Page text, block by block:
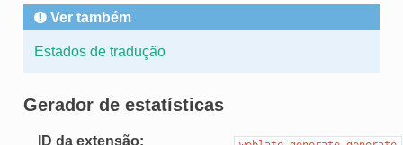
Ver também
Estados de tradução
Gerador de estatísticas
ID da extensão